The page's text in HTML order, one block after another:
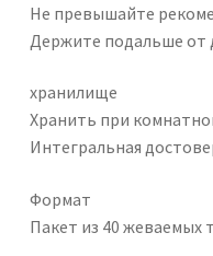
Не превышайте
Держите подальше от
хранилище
Хранить при
Интегральная
Формат
Пакет из 40 жеваемых